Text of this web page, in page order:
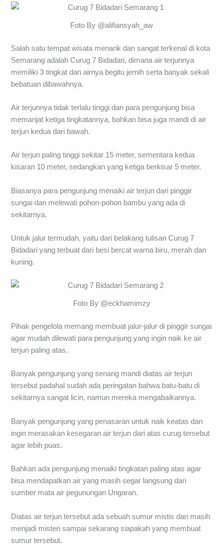
Foto By @alifiansyah_aw
Salah satu tempat wisata menarik dan sangat terkenal di kota
Semarang adalah Curug 7 Bidadari, dimana air terjunnya
memiliki 3 tingkat dan airnya begitu jernih serta banyak sekali
bebatuan dibawahnya.
Air terjunnya tidak terlalu tinggi dan para pengunjung bisa
memanjat ketiga tingkatannya, bahkan bisa juga mandi di air
terjun kedua dari bawah.
Air terjun paling tinggi sekitar 15 meter, sementara kedua
kisaran 10 meter, sedangkan yang ketiga berkisar 5 meter.
Biasanya para pengunjung menaiki air terjun dari pinggir
sungai dan melewati pohon-pohon bambu yang ada di
sekitarnya.
Untuk jalur termudah, yaitu dari belakang tulisan Curug 7
Bidadari yang terbuat dari besi bercat warna biru, merah dan
kuning.
Foto By @eckhamimzy
Pihak pengelola memang membuat jalur-jalur di pinggir sungai
agar mudah dilewati para pengunjung yang ingin naik ke air
terjun paling atas.
Banyak pengunjung yang senang mandi diatas air terjun
tersebut padahal sudah ada peringatan bahwa batu-batu di
sekitarnya sangat licin, namun mereka mengabaikannya.
Banyak pengunjung yang penasaran untuk naik keatas dan
ingin merasakan kesegaran air terjun dari atas curug tersebut
agar lebih puas.
Bahkan ada pengunjung menaiki tingkatan paling atas agar
bisa mendapatkan air yang masih segar langsung dari
sumber mata air pegunungan Ungaran.
Diatas air terjun tersebut ada sebuah sumur mistis dan masih
menjadi misteri sampai sekarang siapakah yang membuat
sumur tersebut.